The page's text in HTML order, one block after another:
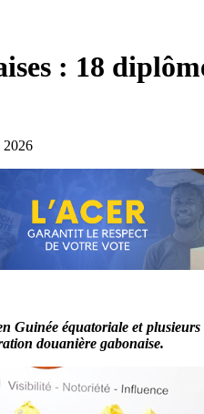
: 18
2026
Guinée équatoriale et
douanière gabonaise.